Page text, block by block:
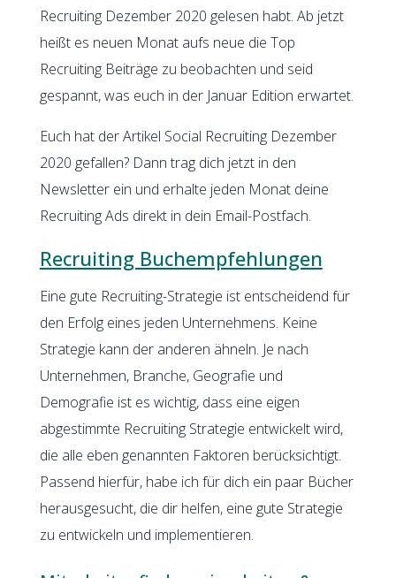
Recruiting Dezember 2020 gelesen habt. Ab jetzt
heißt es neuen Monat aufs neue die Top
Recruiting Beiträge zu beobachten und seid
gespannt, was euch in der Januar Edition erwartet.
Euch hat der Artikel Social Recruiting Dezember
2020 gefallen? Dann trag dich jetzt in den
Newsletter ein und erhalte jeden Monat deine
Recruiting Ads direkt in dein Email-Postfach.
Recruiting Buchempfehlungen
Eine gute Recruiting-Strategie ist entscheidend für
den Erfolg eines jeden Unternehmens. Keine
Strategie kann der anderen ähneln. Je nach
Unternehmen, Branche, Geografie und
Demografie ist es wichtig, dass eine eigen
abgestimmte Recruiting Strategie entwickelt wird,
die alle eben genannten Faktoren berücksichtigt.
Passend hierfür, habe ich für dich ein paar Bücher
herausgesucht, die dir helfen, eine gute Strategie
zu entwickeln und implementieren.